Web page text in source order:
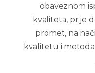
obaveznom
kvaliteta, prije
promet, na
kvalitetu i